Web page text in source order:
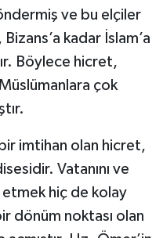
ve bu elçiler
Bizans’a kadar İslam’a
Böylece hicret,
Müslümanlara çok
imtihan olan hicret,
Vatanını ve
etmek hiç de kolay
dönüm noktası olan